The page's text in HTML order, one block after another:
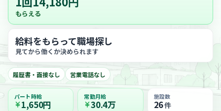
もらえる
給料をもらって職場探し
見てから働くか決められます
履歴書・面接なし 営業電話なし
パート時給
1,650円
常勤月給
30.4万
施設数
26件